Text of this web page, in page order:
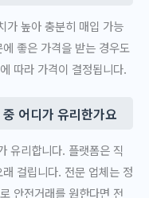
가 높아 충분히 매입 가능
좋은 가격을 받는 경우도
따라 가격이 결정됩니다.
어디가 유리한가요
유리합니다. 플랫폼은 직
걸립니다. 전문 업체는 정
안전거래를 원한다면 전